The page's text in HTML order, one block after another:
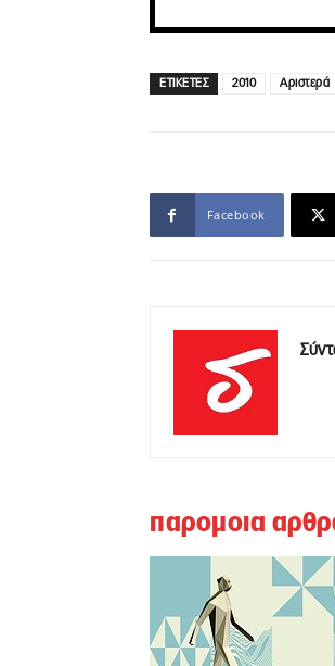
ΕΤΙΚΕΤΕΣ 2010 Αριστερά
Facebook
παρομοια